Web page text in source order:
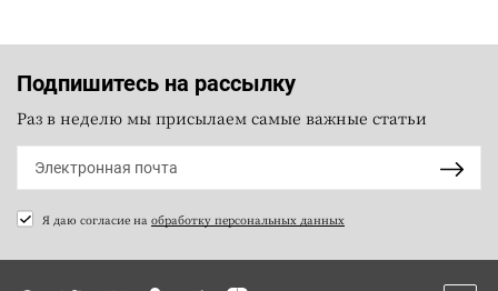
Подпишитесь на рассылку
Раз в неделю мы присылаем самые важные статьи
Я даю согласие на обработку персональных данных